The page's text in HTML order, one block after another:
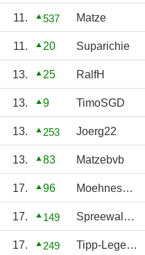
11. 537 Matze
11. 20 Suparichie
13. 25 RalfH
13. 9 TimoSGD
13. 253 Joerg22
13. 83 Matzebvb
17. 96 Moehnesebb
17. 149 Spreewaldgurcke
17. 249 Tipp-Legende